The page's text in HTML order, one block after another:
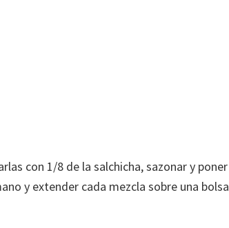
con 1/8 de la salchicha, sazonar y poner
y extender cada mezcla sobre una bolsa